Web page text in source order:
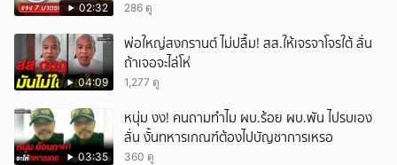
02:32 286 ดู
04:09
พ่อใหญ่สงกรานต์ ไม่ปลื้ม! สส.ให้เจรจาโจรใต้ ลั่น
ถ้าเจอจะไล่โห่
1,277 ดู
03:35
หนุ่ม งง! คนถามทำไม ผบ.ร้อย ผบ.พัน ไปรบเอง
ลั่น งั้นทหารเกณฑ์ต้องไปบัญชาการเหรอ
360 ดู